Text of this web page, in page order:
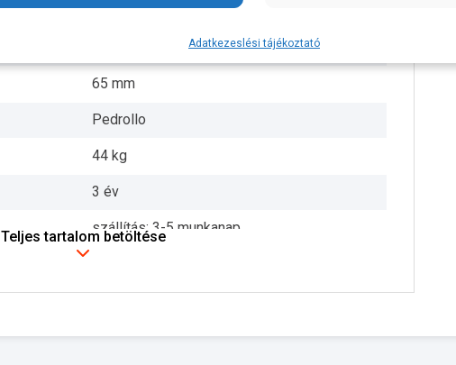
10 méter
65 mm
Pedrollo
44 kg
3 év
szállítás: 3-5 munkanap
Teljes tartalom betöltése
Adatkezeslési tájékoztató